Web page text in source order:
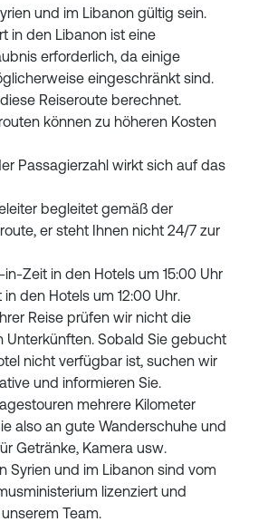
und im Libanon gültig sein.
in den Libanon ist eine
erforderlich, da einige
eingeschränkt sind.
Reiseroute berechnet.
können zu höheren Kosten
Passagierzahl wirkt sich auf das
begleitet gemäß der
er steht Ihnen nicht 24/7 zur
Zeit in den Hotels um 15:00 Uhr
den Hotels um 12:00 Uhr.
Reise prüfen wir nicht die
Unterkünften. Sobald Sie gebucht
nicht verfügbar ist, suchen wir
und informieren Sie.
mehrere Kilometer
also an gute Wanderschuhe und
Getränke, Kamera usw.
Syrien und im Libanon sind vom
lizenziert und
Team.